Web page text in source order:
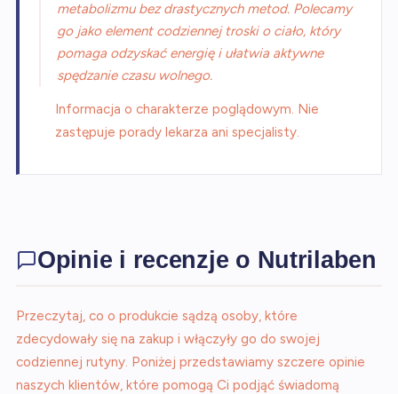
metabolizmu bez drastycznych metod. Polecamy
go jako element codziennej troski o ciało, który
pomaga odzyskać energię i ułatwia aktywne
spędzanie czasu wolnego.
Informacja o charakterze poglądowym. Nie
zastępuje porady lekarza ani specjalisty.
Opinie i recenzje o Nutrilaben
Przeczytaj, co o produkcie sądzą osoby, które
zdecydowały się na zakup i włączyły go do swojej
codziennej rutyny. Poniżej przedstawiamy szczere opinie
naszych klientów, które pomogą Ci podjąć świadomą